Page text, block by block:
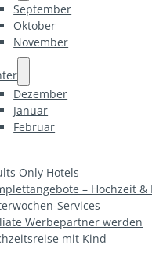
September
Oktober
November
Dezember
Januar
Februar
Only Hotels
– Hochzeit &
Services
Werbepartner werden
mit Kind